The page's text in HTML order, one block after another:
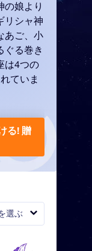
選ぶ
の娘より
リシャ神
あご、小
ぐる巻き
は4つの
ていま
る! 贈